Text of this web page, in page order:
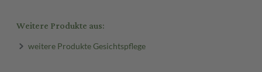
Weitere Produkte aus:
weitere Produkte Gesichtspflege